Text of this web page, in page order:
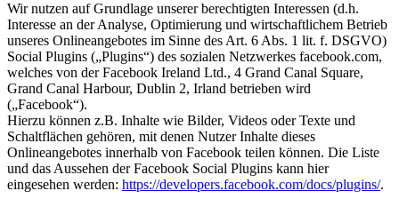
Wir nutzen auf Grundlage unserer berechtigten Interessen (d.h.
Interesse an der Analyse, Optimierung und wirtschaftlichem Betrieb
unseres Onlineangebotes im Sinne des Art. 6 Abs. 1 lit. f. DSGVO)
Social Plugins („Plugins“) des sozialen Netzwerkes facebook.com,
welches von der Facebook Ireland Ltd., 4 Grand Canal Square,
Grand Canal Harbour, Dublin 2, Irland betrieben wird
(„Facebook“).
Hierzu können z.B. Inhalte wie Bilder, Videos oder Texte und
Schaltflächen gehören, mit denen Nutzer Inhalte dieses
Onlineangebotes innerhalb von Facebook teilen können. Die Liste
und das Aussehen der Facebook Social Plugins kann hier
eingesehen werden: https://developers.facebook.com/docs/plugins/.